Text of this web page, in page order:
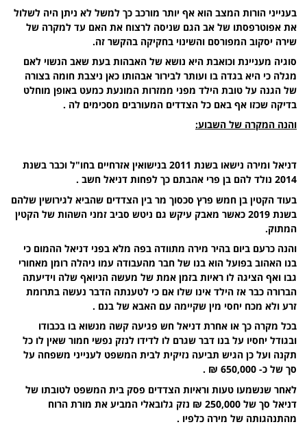
בענייני הורות המצב הוא אף יותר מורכב כך למשל לא ניתן היה לשלול
את אפוטרפסתו של אב הגם שניסה לרצוח את האם עד למקרה של
שירה יסקוב המפורסם והשינוי בחקיקה בהקשר זה.
סוגיה מעניינת וכואבת היא נושא של האבהות בעת שאב הנשוי לאם
מגלה כי היא בגדה בו ועותר לבירור אבהותו כאן ניצבת חומה בצורה
של הגנה על טובת הילד מפני ממזרות המונעת כמעט באופן מוחלט
בדיקה שכזו אף באם כל הצדדים המעורבים מסכימים לה .
והנה המקרה של השבוע:
דניאל ומירה נישאו בשנת 2011 בנישואין אזרחיים בחו"ל וכבר בשנת
2014 נולד להם בן פרי אהבתם כך לפחות דניאל חשב .
בעוד הקטין בן חמש פרץ סכסוך מר בין הצדדים שהביא לגירושין שלהם
בשנת 2019 כאשר מאבק עיקש גם ניטש סביב זמני השהות של הקטין
המתוק.
והנה כרעם ביום בהיר מירה מתוודה בפה מלא בפני דניאל ההמום כי
בנו האהוב בפועל הוא בנו של חבר מהעבודה עמו ניהלה רומן מאחורי
גבו ואף הציגה לו ראיות בזמן אמת של מעשה הניואף שלה וידיעתה
הברורה כבר אז הילד אינו שלו אם כי לטענתה הדבר נעשה בתרומת
זרע ולא מכח יחסי מין שקיימה עם האבא של בנם .
בכל מקרה כך או אחרת דניאל חש פגיעה קשה מנשוא בו בכבודו
ובגודל יחסיו על בנו דבר שגרם לו לדידו לנזק נפשי חמור שאין לו כל
תקנה ועל כן הגיש תביעה נזיקית לבית המשפט לענייני משפחה על
סך של כ- 650,000 ₪ .
לאחר שנשמעו טעות וראיות הצדדים פסק בית המשפט לטובתו של
דניאל סך של 250,000 ₪ נזק גלובאלי המביע את מורת הרוח
מהתנהגותה של מירה כלפיו .